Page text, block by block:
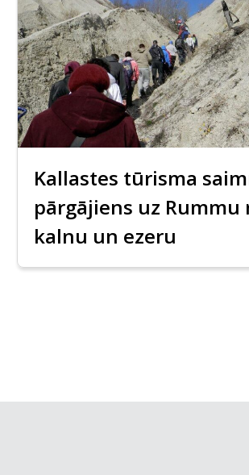
Kallastes tūrisma
pārgājiens uz
kalnu un ezeru